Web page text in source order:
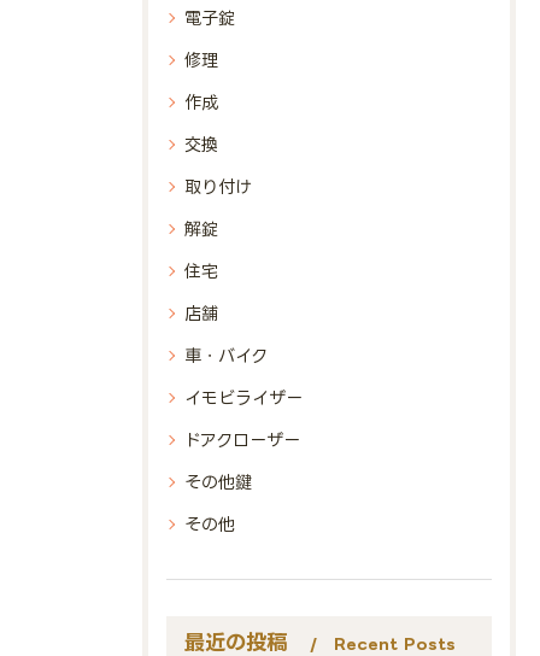
電子錠
修理
作成
交換
取り付け
解錠
住宅
店舗
車・バイク
イモビライザー
ドアクローザー
その他鍵
その他
最近の投稿 Recent Posts